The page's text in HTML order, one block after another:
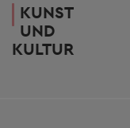
KUNST
UND
KULTUR